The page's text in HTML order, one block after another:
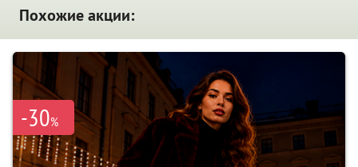
Похожие акции:
-30%